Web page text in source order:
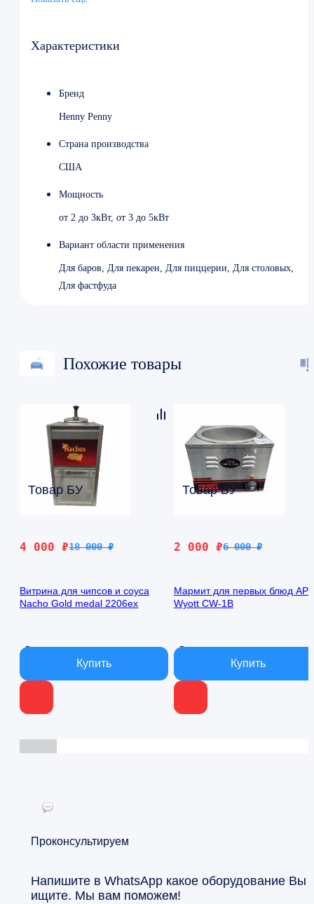
Высота 796 мм
Характеристики
Бренд
Henny Penny
Страна производства
США
Мощность
от 2 до 3кВт, от 3 до 5кВт
Вариант области применения
Для баров, Для пекарен, Для пиццерии, Для столовых,
Для фастфуда
Похожие товары
Товар БУ
18 000₽
Первоначальная
18
4 000 ₽
Текущая
000 ₽.
Витрина для чипсов и соуса
Nacho Gold medal 2206ex
В наличии
Товар БУ
6 000₽
Первоначальная
6
2 000 ₽
Текущая
000 ₽.
Мармит для первых блюд
Wyott CW-1B
В наличии
Проконсультируем
Напишите в WhatsApp какое оборудование Вы
ищите. Мы вам поможем!